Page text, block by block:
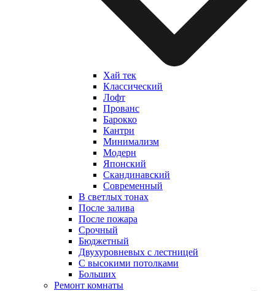
Хай тек
Классический
Лофт
Прованс
Барокко
Кантри
Минимализм
Модерн
Японский
Скандинавский
Современный
В светлых тонах
После залива
После пожара
Срочный
Бюджетный
Двухуровневых с лестницей
С высокими потолками
Больших
Ремонт комнаты